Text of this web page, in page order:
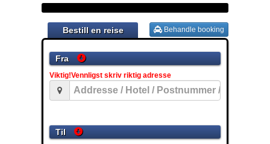
Bestill en reise Behandle booking
Fra
Viktig!Vennligst skriv riktig adresse
Til